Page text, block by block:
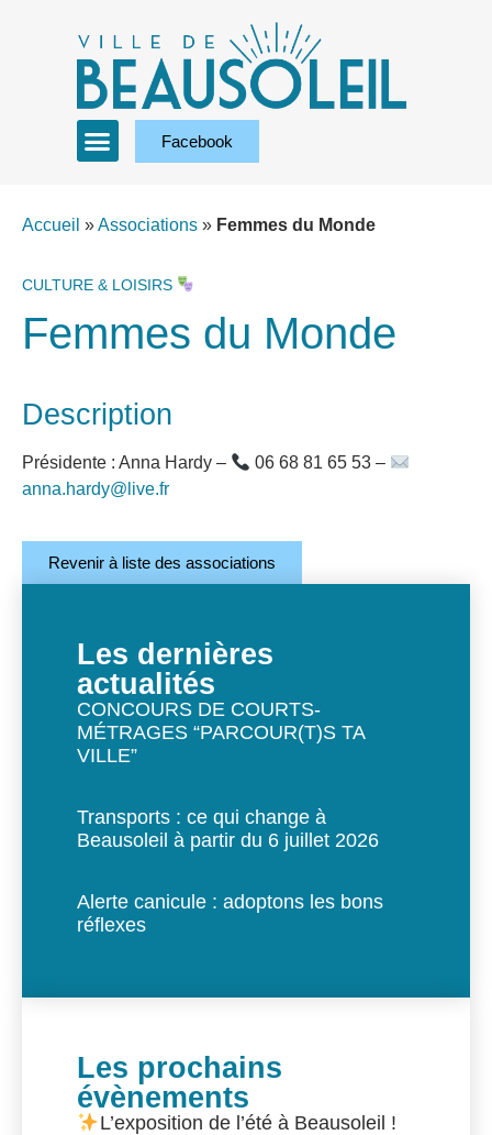
Facebook
Accueil »Associations » Femmes du Monde
CULTURE & LOISIRS
Femmes du Monde
Description
Présidente : Anna Hardy –
06 68 81 65 53 –
anna.hardy@live.fr
Revenir à liste des associations
Les dernières
actualités
CONCOURS DE COURTS-
MÉTRAGES “PARCOUR(T)S TA
VILLE”
Transports : ce qui change à
Beausoleil à partir du 6 juillet 2026
Alerte canicule : adoptons les bons
réflexes
Les prochains
évènements
L’exposition de l’été à Beausoleil !